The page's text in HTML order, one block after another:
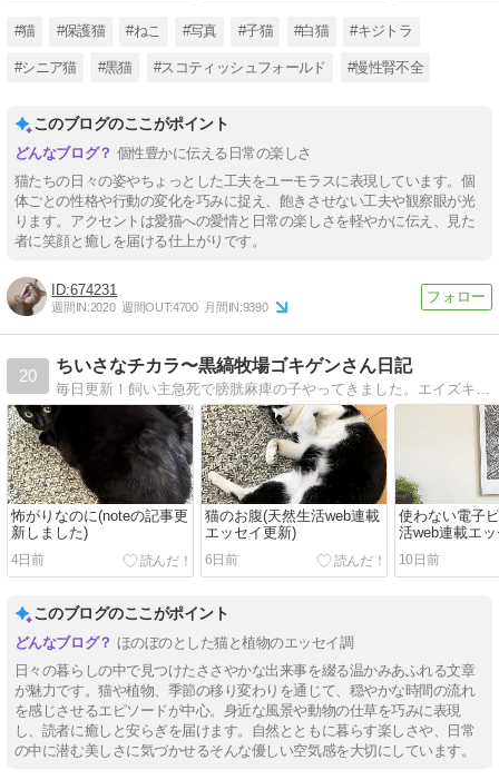
#猫 #保護猫 #ねこ #写真 #子猫 #白猫 #キジトラ
#シニア猫 #黒猫 #スコティッシュフォールド #慢性腎不全
このブログのここがポイント
個性豊かに伝える日常の楽しさ
猫たちの日々の姿やちょっとした工夫をユーモラスに表現しています。個
体ごとの性格や行動の変化を巧みに捉え、飽きさせない工夫や観察眼が光
ります。アクセントは愛猫への愛情と日常の楽しさを軽やかに伝え、見た
者に笑顔と癒しを届ける仕上がりです。
674231
週間IN:2020 週間OUT:4700 月間IN:9390
20
ちいさなチカラ〜黒縞牧場ゴキゲンさん日記
毎日更新！飼い主急死で膀胱麻痺の子やってきました。エイズキャリアを含め１０匹の猫とごきげんさんに。著書「それでも人を信じた猫」（角川書店）他
怖がりなのに(noteの記事更
新しました)
4日前
猫のお腹(天然生活web連載
エッセイ更新)
6日前
使わない電子
活web連載エ
10日前
このブログのここがポイント
ほのぼのとした猫と植物のエッセイ調
日々の暮らしの中で見つけたささやかな出来事を綴る温かみあふれる文章
が魅力です。猫や植物、季節の移り変わりを通じて、穏やかな時間の流れ
を感じさせるエピソードが中心。身近な風景や動物の仕草を巧みに表現
し、読者に癒しと安らぎを届けます。自然とともに暮らす楽しさや、日常
の中に潜む美しさに気づかせるそんな優しい空気感を大切にしています。